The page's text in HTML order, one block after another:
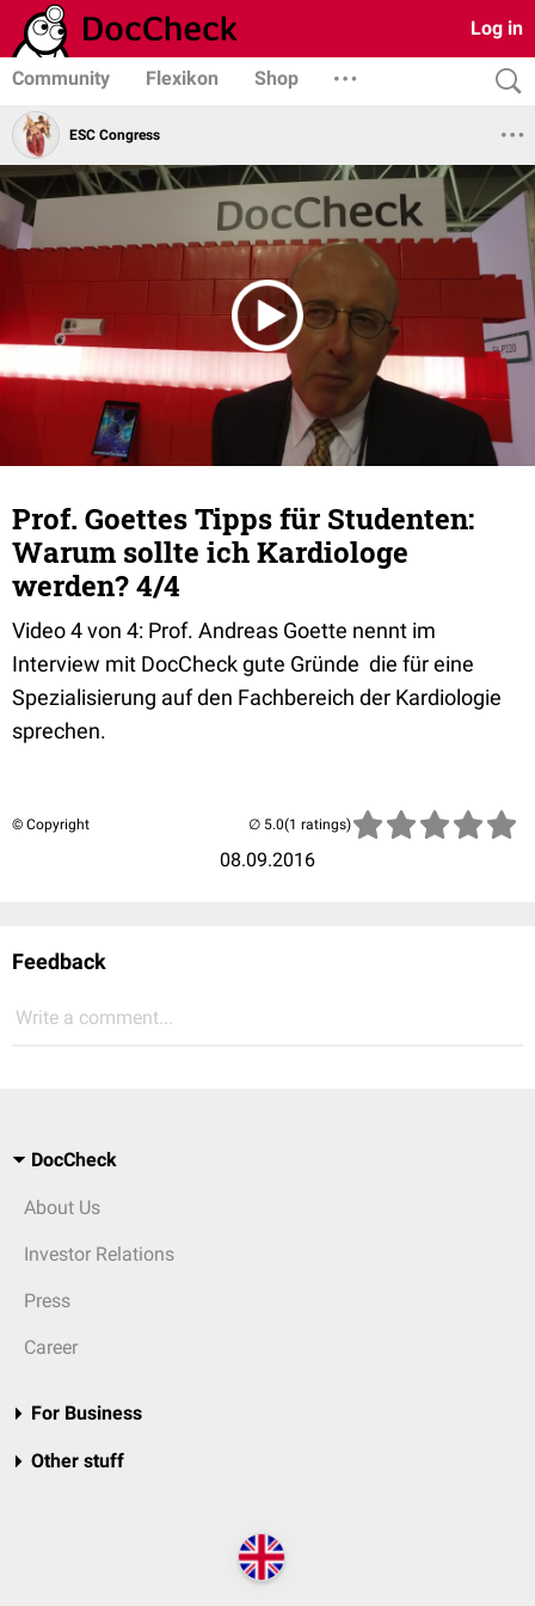
Log in
Community Flexikon Shop
ESC Congress
Prof. Goettes Tipps für Studenten:
Warum sollte ich Kardiologe
werden? 4/4
Video 4 von 4: Prof. Andreas Goette nennt im
Interview mit DocCheck gute Gründe die für eine
Spezialisierung auf den Fachbereich der Kardiologie
sprechen.
© Copyright
08.09.2016
(1 ratings)
Feedback
Write a comment...
DocCheck
About Us
Investor Relations
Press
Career
For Business
Other stuff